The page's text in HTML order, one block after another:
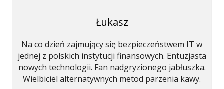
Łukasz
Na co dzień zajmujący się bezpieczeństwem IT w
jednej z polskich instytucji finansowych. Entuzjasta
nowych technologii. Fan nadgryzionego jabłuszka.
Wielbiciel alternatywnych metod parzenia kawy.